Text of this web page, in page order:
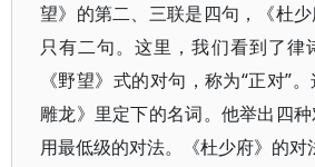
望》的第二、三联是四句，《杜
只有二句。这里，我们看到了律
《野望》式的对句，称为“正对”
雕龙》里定下的名词。他举出四
用最低级的对法。《杜少府》的对